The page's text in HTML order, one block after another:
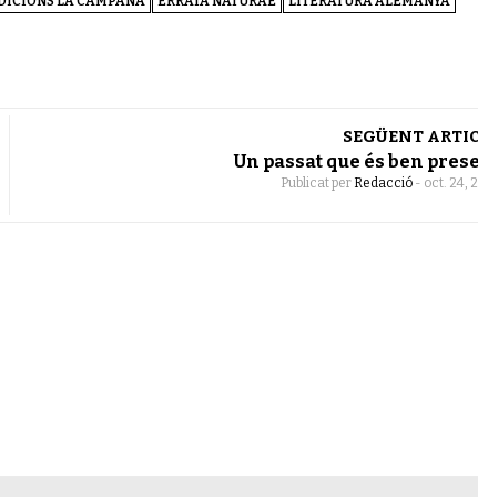
SEGÜENT
Un passat que és ben
Publicat per Redacció - oct. 24,